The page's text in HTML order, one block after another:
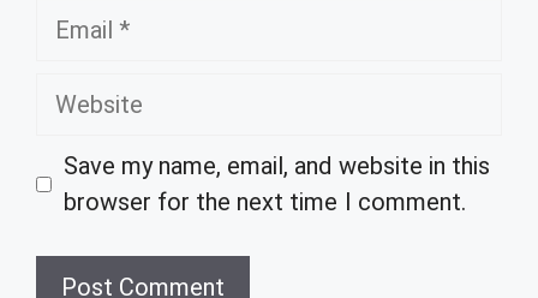
Email
Website
Save my name, email, and website in this
browser for the next time I comment.